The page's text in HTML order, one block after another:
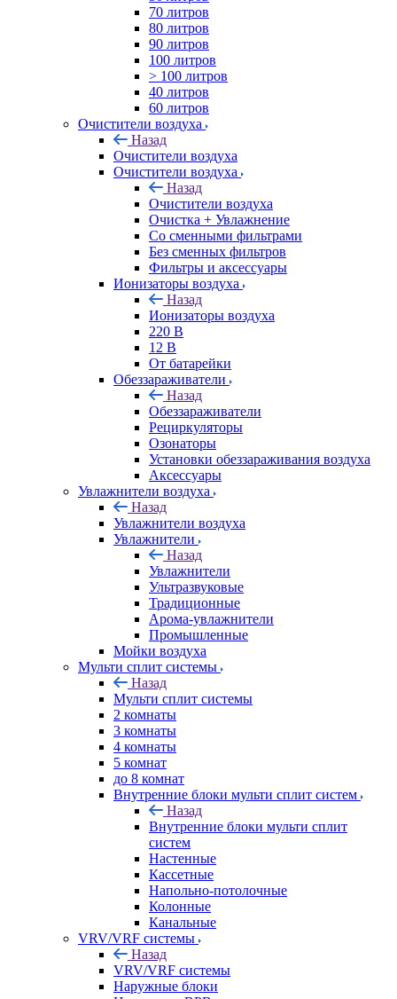
70 литров
80 литров
90 литров
100 литров
> 100 литров
40 литров
60 литров
Очистители воздуха
Назад
Очистители воздуха
Очистители воздуха
Назад
Очистители воздуха
Очистка + Увлажнение
Cо сменными фильтрами
Без сменных фильтров
Фильтры и аксессуары
Ионизаторы воздуха
Назад
Ионизаторы воздуха
220 В
12 В
От батарейки
Обеззараживатели
Назад
Обеззараживатели
Рециркуляторы
Озонаторы
Установки обеззараживания воздуха
Аксессуары
Увлажнители воздуха
Назад
Увлажнители воздуха
Увлажнители
Назад
Увлажнители
Ультразвуковые
Традиционные
Арома-увлажнители
Промышленные
Мойки воздуха
Мульти сплит системы
Назад
Мульти сплит системы
2 комнаты
3 комнаты
4 комнаты
5 комнат
до 8 комнат
Внутренние блоки мульти сплит систем
Назад
Внутренние блоки мульти сплит
систем
Настенные
Кассетные
Напольно-потолочные
Колонные
Канальные
VRV/VRF системы
Назад
VRV/VRF системы
Наружные блоки